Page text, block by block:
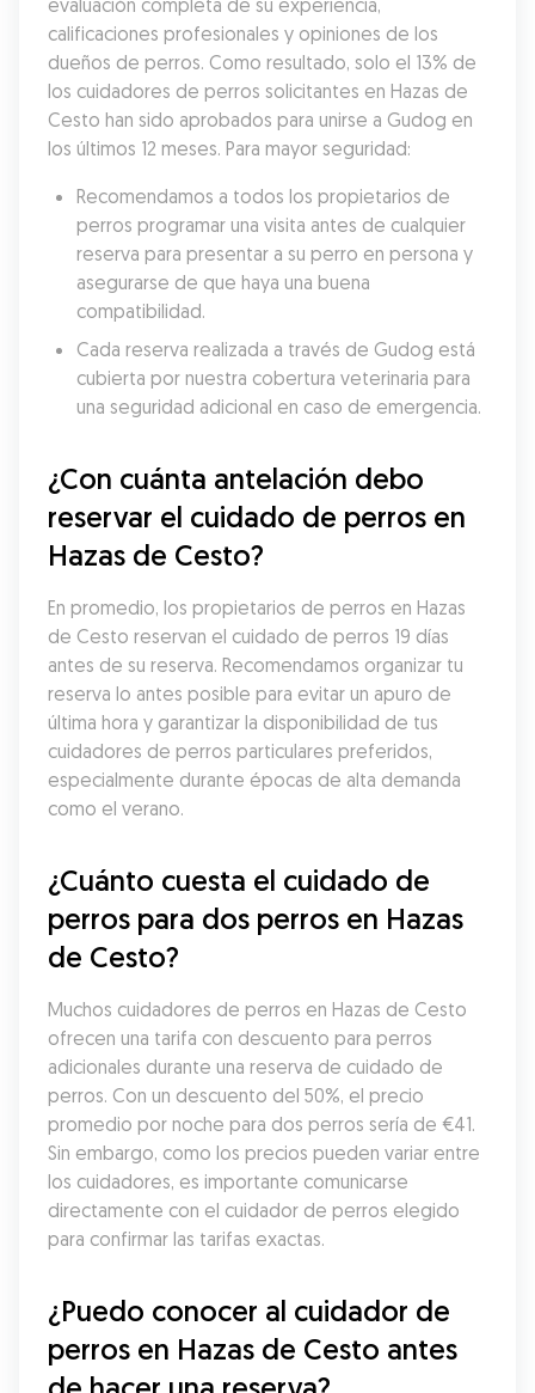
evaluación completa de su experiencia,
calificaciones profesionales y opiniones de los
dueños de perros. Como resultado, solo el 13% de
los cuidadores de perros solicitantes en Hazas de
Cesto han sido aprobados para unirse a Gudog en
los últimos 12 meses. Para mayor seguridad:
Recomendamos a todos los propietarios de
perros programar una visita antes de cualquier
reserva para presentar a su perro en persona y
asegurarse de que haya una buena
compatibilidad.
Cada reserva realizada a través de Gudog está
cubierta por nuestra cobertura veterinaria para
una seguridad adicional en caso de emergencia.
¿Con cuánta antelación debo
reservar el cuidado de perros en
Hazas de Cesto?
En promedio, los propietarios de perros en Hazas
de Cesto reservan el cuidado de perros 19 días
antes de su reserva. Recomendamos organizar tu
reserva lo antes posible para evitar un apuro de
última hora y garantizar la disponibilidad de tus
cuidadores de perros particulares preferidos,
especialmente durante épocas de alta demanda
como el verano.
¿Cuánto cuesta el cuidado de
perros para dos perros en Hazas
de Cesto?
Muchos cuidadores de perros en Hazas de Cesto
ofrecen una tarifa con descuento para perros
adicionales durante una reserva de cuidado de
perros. Con un descuento del 50%, el precio
promedio por noche para dos perros sería de €41.
Sin embargo, como los precios pueden variar entre
los cuidadores, es importante comunicarse
directamente con el cuidador de perros elegido
para confirmar las tarifas exactas.
¿Puedo conocer al cuidador de
perros en Hazas de Cesto antes